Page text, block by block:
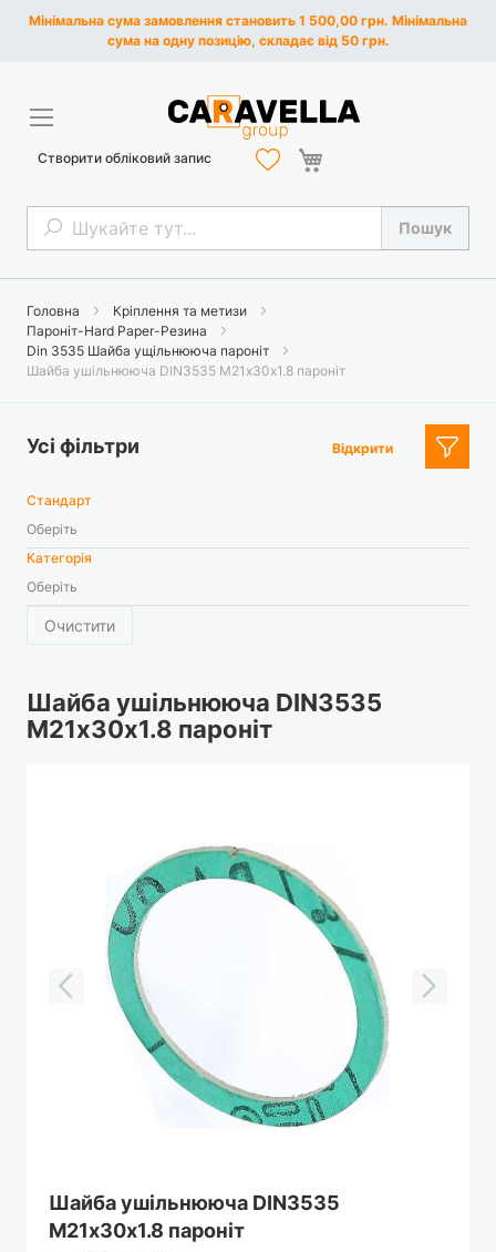
Мінімальна сума замовлення становить 1 500,00 грн. Мінімальна
сума на одну позицію, складає від 50 грн.
Пошук Пошук
Створити обліковий запис
Головна
Кріплення та метизи
Пароніт-Hard Paper-Резина
Din 3535 Шайба ущільнююча пароніт
Шайба ушільнююча DIN3535 М21х30х1.8 пароніт
Усі фільтри Відкрити
Стандарт
Оберіть
Категорія
Оберіть
Очистити
Шайба ушільнююча DIN3535
М21х30х1.8 пароніт
Шайба ушільнююча DIN3535
М21х30х1.8 пароніт
Перейти
до
початку